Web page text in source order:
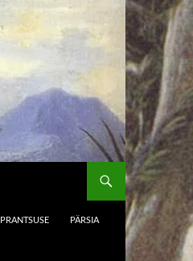
PRANTSUSE PÄRSIA